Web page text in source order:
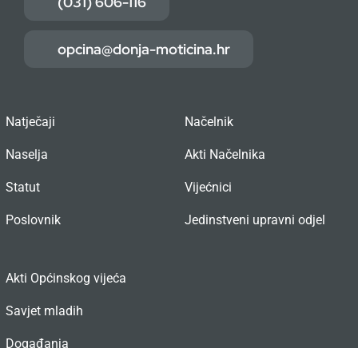
opcina@donja-moticina.hr
Natječaji
Naselja
Statut
Poslovnik
Načelnik
Akti Načelnika
Vijećnici
Jedinstveni upravni odjel
Akti Općinskog vijeća
Savjet mladih
Događanja